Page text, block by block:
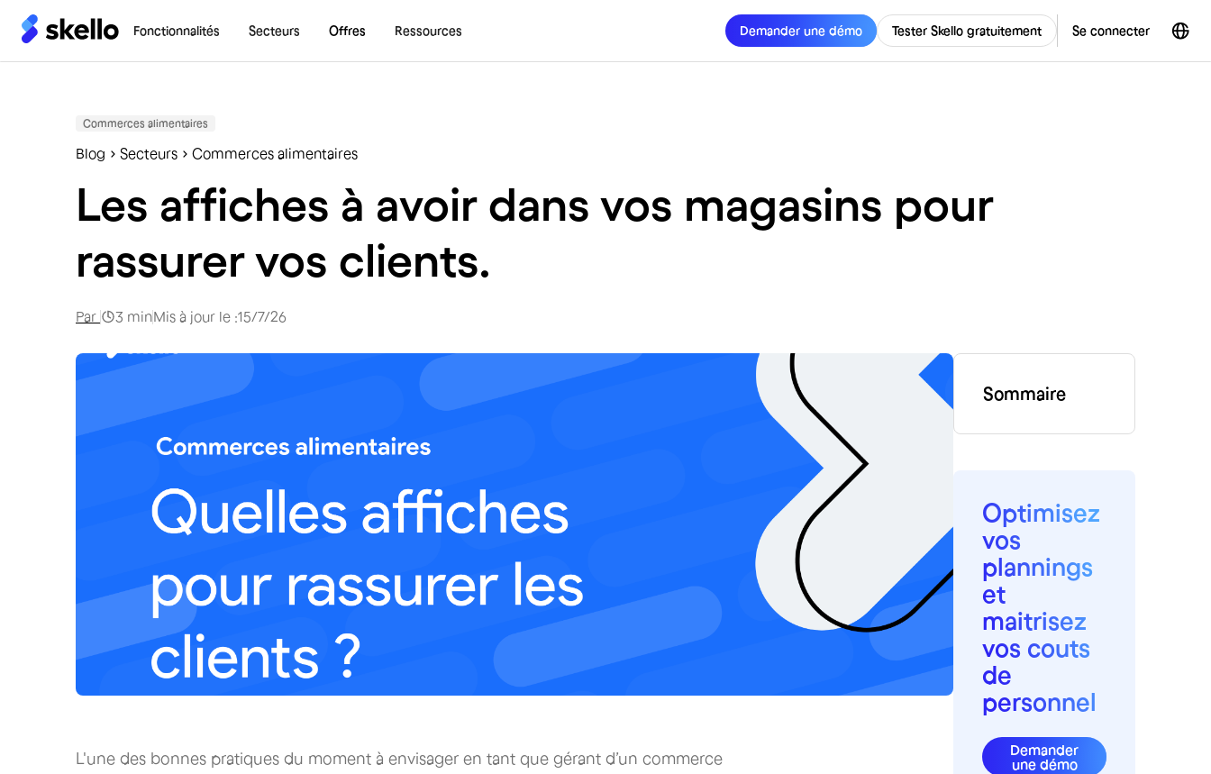
Fonctionnalités Secteurs Offres Ressources Demander une démo Tester Skello gratuitement Se connecter
Commerces alimentaires
Blog Secteurs Commerces alimentaires
Les affiches à avoir dans vos magasins pour
rassurer vos clients.
Par 3 minMis à jour le :15/7/26
L'une des bonnes pratiques du moment à envisager en tant que gérant d’un commerce
Sommaire
Optimisez
vos
plannings
et
maitrisez
vos couts
de
personnel
Demander
une démo